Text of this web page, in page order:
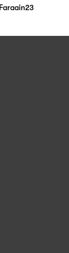
Faraain23